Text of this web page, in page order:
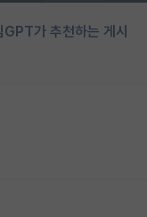
가 추천하는 게시